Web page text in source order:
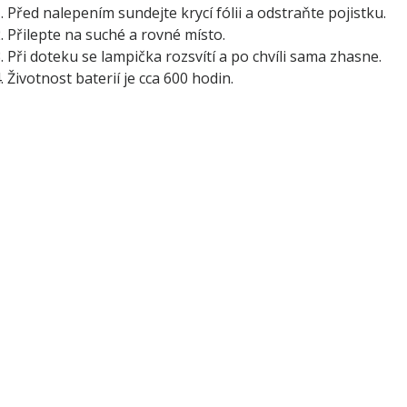
Před nalepením sundejte krycí fólii a odstraňte pojistku.
Přilepte na suché a rovné místo.
Při doteku se lampička rozsvítí a po chvíli sama zhasne.
Životnost baterií je cca 600 hodin.